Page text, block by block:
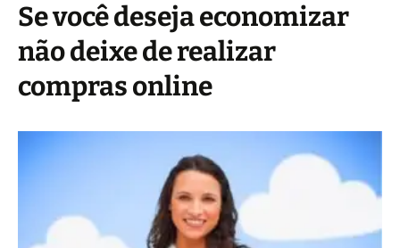
Se você deseja economizar
não deixe de realizar
compras online